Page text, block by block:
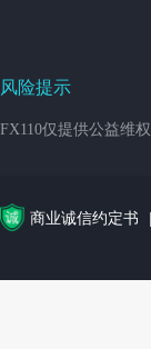
风险提示
FX110仅提供公益维
商业诚信约定书